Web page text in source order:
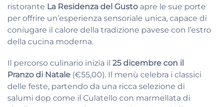
ristorante La Residenza del Gusto apre le sue porte
per offrire un’esperienza sensoriale unica, capace di
coniugare il calore della tradizione pavese con l’estro
della cucina moderna.
Il percorso culinario inizia il 25 dicembre con il
Pranzo di Natale (€55,00). Il menù celebra i classici
delle feste, partendo da una ricca selezione di
salumi dop come il Culatello con marmellata di